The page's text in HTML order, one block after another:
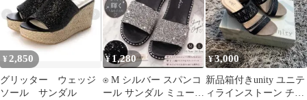
¥2,850
グリッター ウェッジ
ソール サンダル
¥ 1,280
⍟ M シルバー スパンコ
ール サンダル ミュール
¥3,000
新品箱付きunity ユニテ
ィラインストーン チュ